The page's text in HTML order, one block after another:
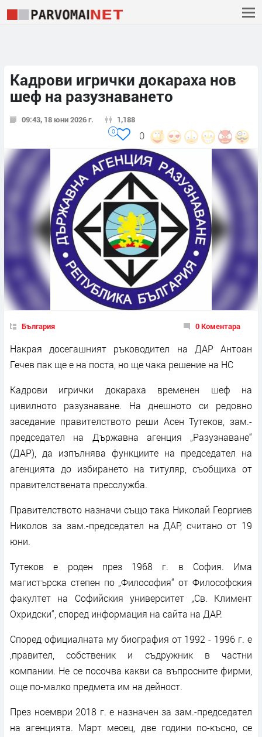
Кадрови игрички докараха нов
шеф на разузнаването
09:43, 18 юни 2026 г. 1,188
0
0
България 0 Коментара
Накрая досегашният ръководител на ДАР Антоан
Гечев пак ще е на поста, но ще чака решение на НС
Кадрови игрички докараха временен шеф на
цивилното разузнаване. На днешното си редовно
заседание правителството реши Асен Тутеков, зам.-
председател на Държавна агенция „Разузнаване“
(ДАР), да изпълнява функциите на председател на
агенцията до избирането на титуляр, съобщиха от
правителствената пресслужба.
Правителството назначи също така Николай Георгиев
Николов за зам.-председател на ДАР, считано от 19
юни.
Тутеков е роден през 1968 г. в София. Има
магистърска степен по „Философия“ от Философския
факултет на Софийския университет „Св. Климент
Охридски“, според информация на сайта на ДАР.
Според официалната му биография от 1992 - 1996 г. е
,правител, собственик и съдружник в частни
компании. Не се посочва какви са въпросните фирми,
още по-малко предмета им на дейност.
През ноември 2018 г. е назначен за зам.-председател
на агенцията. Март месец, две години по-късно, се